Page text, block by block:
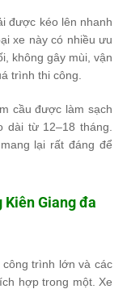
được kéo lên nhanh
xe này có nhiều ưu
không gây mùi, vận
trình thi công.
cầu được làm sạch
từ 12–18 tháng.
lại rất đáng để
Giang đa
trình lớn và các
hợp trong một. Xe